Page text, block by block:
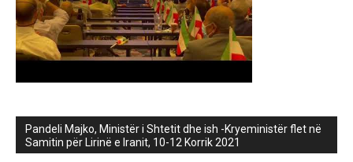
Pandeli Majko, Ministër i Shtetit dhe ish -Kryeministër flet në
Samitin për Lirinë e Iranit, 10-12 Korrik 2021